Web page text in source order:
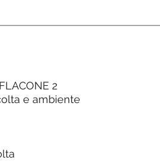
FLACONE 2
e ambiente